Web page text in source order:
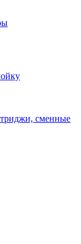
сменные